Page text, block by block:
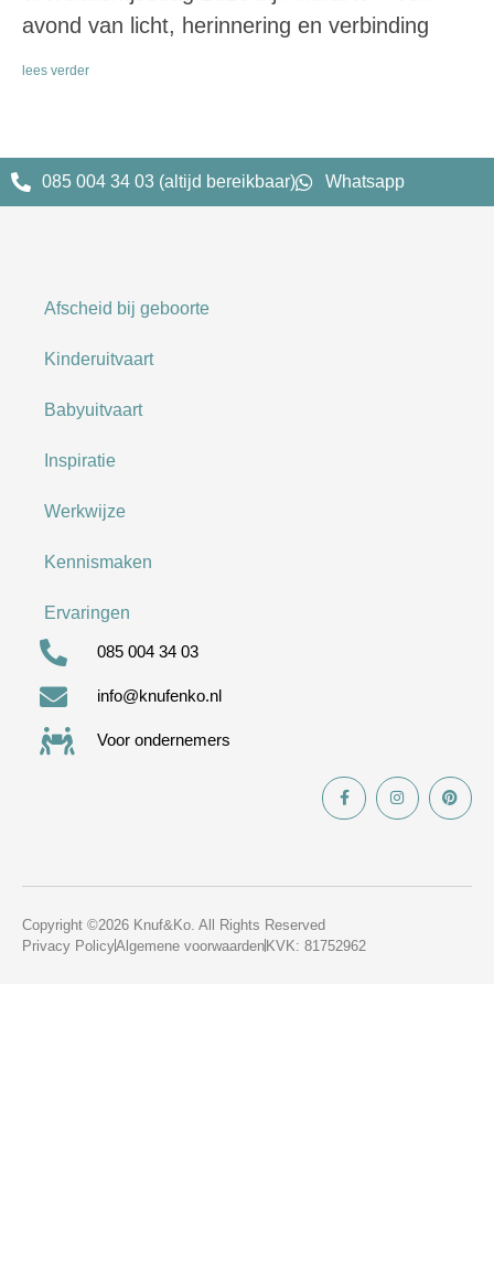
avond van licht, herinnering en verbinding
lees verder
085 004 34 03 (altijd bereikbaar) Whatsapp
Afscheid bij geboorte
Kinderuitvaart
Babyuitvaart
Inspiratie
Werkwijze
Kennismaken
Ervaringen
085 004 34 03
info@knufenko.nl
Voor ondernemers
Copyright ©2026 Knuf&Ko. All Rights Reserved
Privacy PolicyAlgemene voorwaarden KVK: 81752962